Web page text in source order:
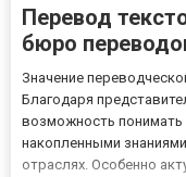
Перевод
бюро
Значение
Благодаря
возможность понимать
накопленными
отраслях. Особенно